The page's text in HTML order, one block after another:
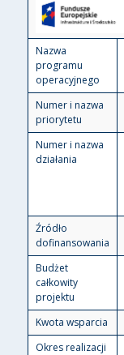
Nazwa
programu
operacyjnego
Numer i nazwa
priorytetu
Numer i nazwa
działania
Źródło
dofinansowania
Budżet
całkowity
projektu
Kwota wsparcia
Okres realizacji